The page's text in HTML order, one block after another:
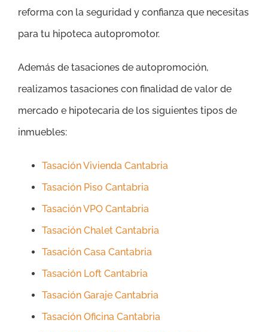
reforma con la seguridad y confianza que necesitas
para tu hipoteca autopromotor.
Además de tasaciones de autopromoción,
realizamos tasaciones con finalidad de valor de
mercado e hipotecaria de los siguientes tipos de
inmuebles:
Tasación Vivienda Cantabria
Tasación Piso Cantabria
Tasación VPO Cantabria
Tasación Chalet Cantabria
Tasación Casa Cantabria
Tasación Loft Cantabria
Tasación Garaje Cantabria
Tasación Oficina Cantabria